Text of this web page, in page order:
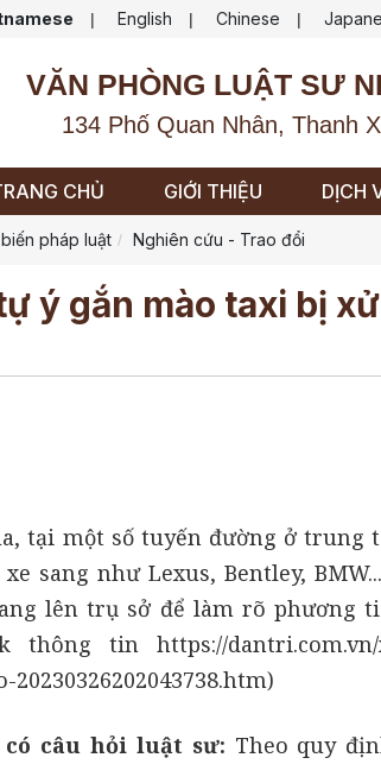
| English | Chinese |
VĂN PHÒNG LUẬT SƯ
134 Phố Quan Nhân, Thanh
CHỦ GIỚI THIỆU DỊCH
pháp luật Nghiên cứu - Trao đổi
ý gắn mào taxi bị
tại một số tuyến đường ở trung
sang như Lexus, Bentley,
lên trụ sở để làm rõ phương
thông tin https://dantri.com.vn/
câu hỏi luật sư: Theo quy